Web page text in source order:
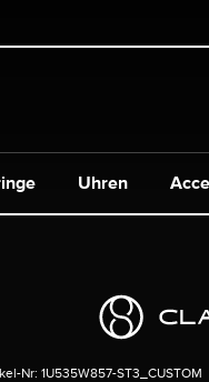
Uhren
Nr: 1U535W857-ST3_CUSTOM